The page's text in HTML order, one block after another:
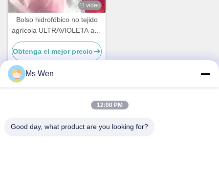
El video
Bolso hidrofóbico no tejido
agrícola ULTRAVIOLETA anti
de la fruta de los PP
protector para el plátano de
Apple
Obtenga el mejor precio
Dirección
Ms Wen
12:00 PM
Good day, what product are you looking for?